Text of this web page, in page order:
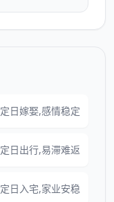
定日嫁娶,感情稳定
定日出行,易滞难返
定日入宅,家业安稳